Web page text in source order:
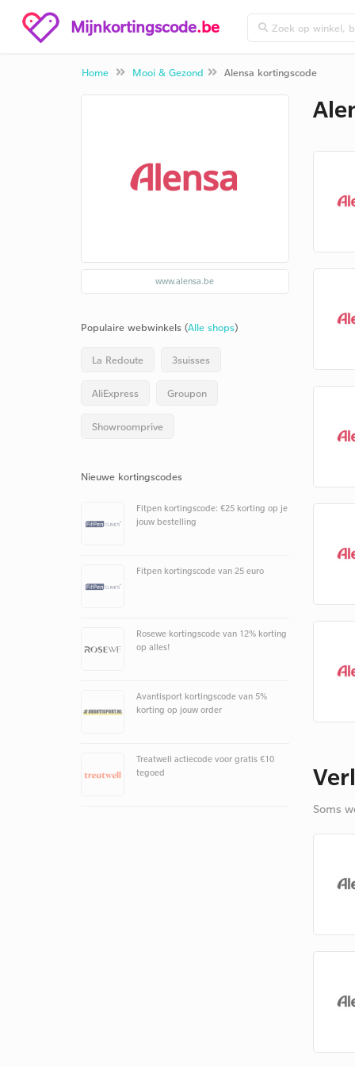
Mijnkortingscode.be
Home Mooi & Gezond Alensa kortingscode
Soms
www.alensa.be
Populaire webwinkels (Alle shops)
La Redoute 3suisses
AliExpress Groupon
Showroomprive
Nieuwe kortingscodes
Fitpen kortingscode: €25 korting op je
jouw bestelling
Fitpen kortingscode van 25 euro
Rosewe kortingscode van 12% korting
op alles!
Avantisport kortingscode van 5%
korting op jouw order
Treatwell actiecode voor gratis €10
tegoed